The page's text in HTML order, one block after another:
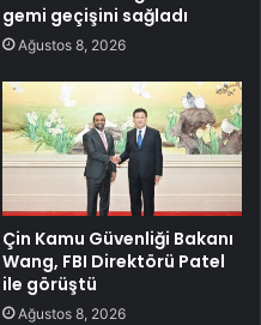
gemi geçişini sağladı
Ağustos 8, 2026
Çin Kamu Güvenliği Bakanı
Wang, FBI Direktörü Patel
ile görüştü
Ağustos 8, 2026